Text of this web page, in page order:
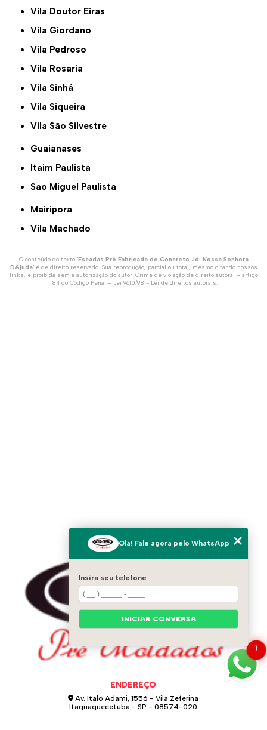
Vila Doutor Eiras
Vila Giordano
Vila Pedroso
Vila Rosaria
Vila Sinhá
Vila Siqueira
Vila São Silvestre
Guaianases
Itaim Paulista
São Miguel Paulista
Mairiporã
Vila Machado
O conteúdo do texto "Escadas Pré Fabricada de Concreto Jd. Nossa Senhora
DAjuda" é de direito reservado. Sua reprodução, parcial ou total, mesmo citando nossos
links, é proibida sem a autorização do autor. Crime de violação de direito autoral – artigo
184 do Código Penal – Lei 9610/98 - Lei de direitos autorais.
ENDEREÇO
Av. Italo Adami, 1556 - Vila Zeferina
Itaquaquecetuba - SP - 08574-020
1
Olá! Fale agora pelo WhatsApp
Insira seu telefone
INICIAR CONVERSA